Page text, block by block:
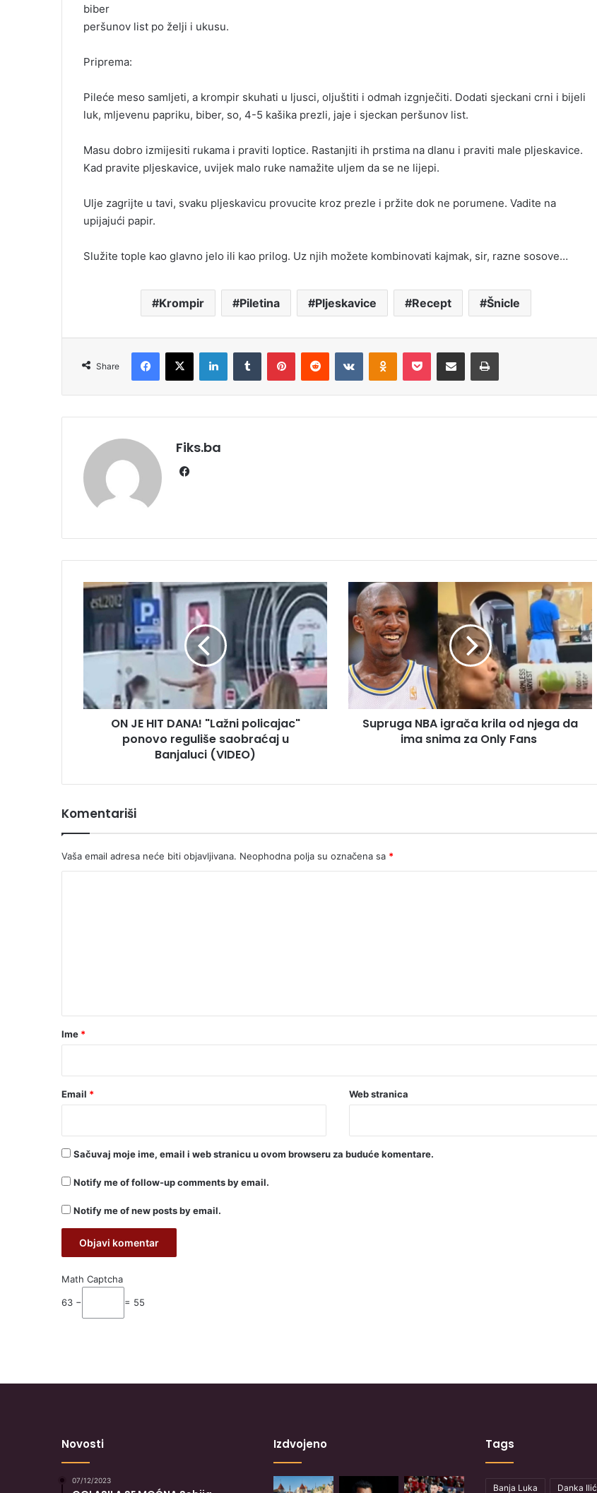
biber
peršunov list po želji i ukusu.
Priprema:
Pileće meso samljeti, a krompir skuhati u ljusci, oljuštiti i odmah izgnječiti. Dodati sjeckani crni i bijeli
luk, mljevenu papriku, biber, so, 4-5 kašika prezli, jaje i sjeckan peršunov list.
Masu dobro izmijesiti rukama i praviti loptice. Rastanjiti ih prstima na dlanu i praviti male pljeskavice.
Kad pravite pljeskavice, uvijek malo ruke namažite uljem da se ne lijepi.
Ulje zagrijte u tavi, svaku pljeskavicu provucite kroz prezle i pržite dok ne porumene. Vadite na
upijajući papir.
Služite tople kao glavno jelo ili kao prilog. Uz njih možete kombinovati kajmak, sir, razne sosove…
Krompir Piletina Pljeskavice Recept Šnicle
Share
Facebook
X LinkedInTumblr PinterestReddit VKontakteOdnoklassniki
Pocket Share via Email Print
Fiks.ba
ON
JE
"Lažni
reguliše
saobraćaj
ON JE HIT DANA! "Lažni policajac"
ponovo reguliše saobraćaj u
Banjaluci (VIDEO)
Supruga
NBA
igrača
krila
od
njega
da
ima
snima
Supruga NBA igrača krila od njega da
ima snima za Only Fans
Komentariši
Vaša email adresa neće biti objavljivana. Neophodna polja su označena sa *
rIme *
Email * Web stranica
Sačuvaj moje ime, email i web stranicu u ovom browseru za buduće komentare.
Notify me of follow-up comments by email.
Notify me of new posts by email.
Math Captcha
63 − = 55
Novosti
07/12/2023
Izdvojeno Tags
Banja Luka Danka Ilić